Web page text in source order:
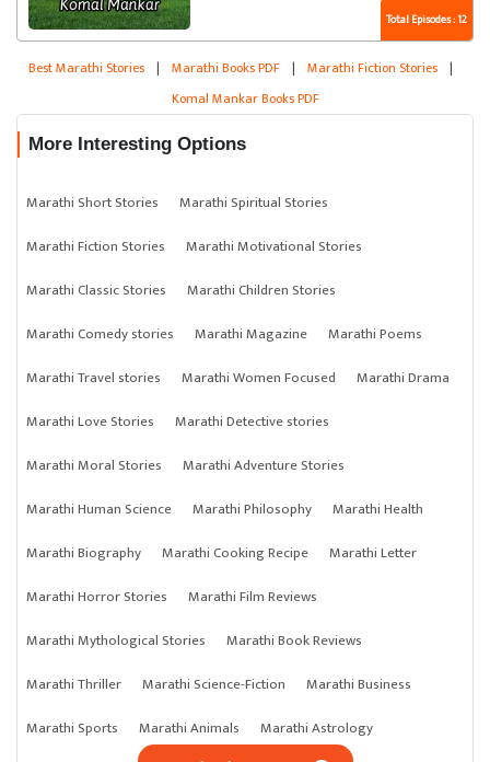
Total Episodes : 12
Best Marathi Stories | Marathi Books PDF | Marathi Fiction Stories |
Komal Mankar Books PDF
More Interesting Options
Marathi Short Stories
Marathi Spiritual Stories
Marathi Fiction Stories
Marathi Motivational Stories
Marathi Classic Stories
Marathi Children Stories
Marathi Comedy stories
Marathi Magazine
Marathi Poems
Marathi Travel stories
Marathi Women Focused
Marathi Drama
Marathi Love Stories
Marathi Detective stories
Marathi Moral Stories
Marathi Adventure Stories
Marathi Human Science
Marathi Philosophy
Marathi Health
Marathi Biography
Marathi Cooking Recipe
Marathi Letter
Marathi Horror Stories
Marathi Film Reviews
Marathi Mythological Stories
Marathi Book Reviews
Marathi Thriller
Marathi Science-Fiction
Marathi Business
Marathi Sports
Marathi Animals
Marathi Astrology